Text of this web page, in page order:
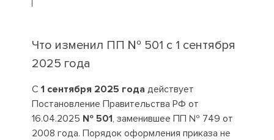
Что изменил ПП № 501 с 1 сентября
2025 года
С 1 сентября 2025 года действует
Постановление Правительства РФ от
16.04.2025 № 501, заменившее ПП № 749 от
2008 года. Порядок оформления приказа не